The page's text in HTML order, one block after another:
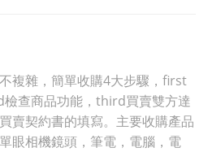
複雜，簡單收購4大步驟，first
查商品功能，third買賣雙方達
賣契約書的填寫。主要收購產品
眼相機鏡頭，筆電，電腦，電